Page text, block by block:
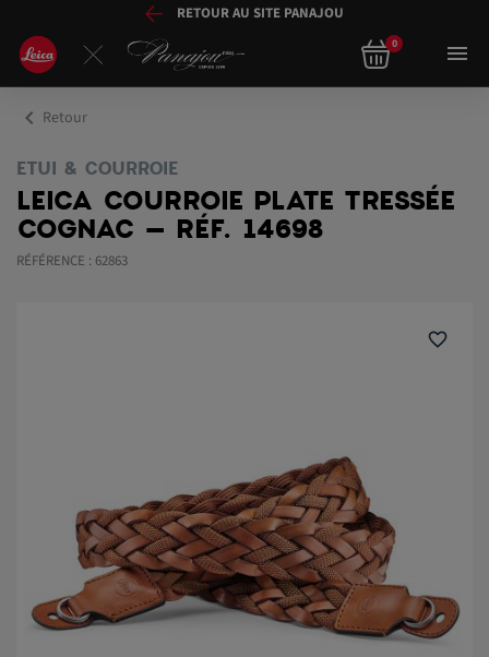
RETOUR AU SITE PANAJOU
0 
chevron_left Retour
ETUI & COURROIE
LEICA COURROIE PLATE TRESSÉE
COGNAC – RÉF. 14698
RÉFÉRENCE : 62863
favorite_border